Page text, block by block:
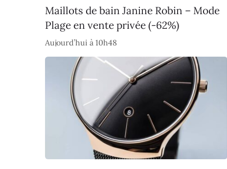
Maillots de bain Janine Robin – Mode
Plage en vente privée (-62%)
Aujourd’hui à 10h48